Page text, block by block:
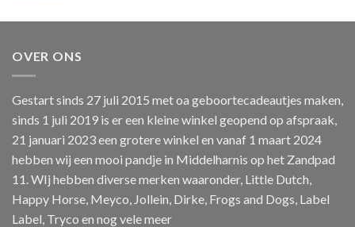
€39,99
OVER ONS
Gestart sinds 27 juli 2015 met oa geboortecadeautjes maken,
sinds 1 juli 2019 is er een kleine winkel geopend op afspraak,
21 januari 2023 een grotere winkel en vanaf 1 maart 2024
hebben wij een mooi pandje in Middelharnis op het Zandpad
11. WIj hebben diverse merken waaronder, Little Dutch,
Happy Horse, Meyco, Jollein, Dirke, Frogs and Dogs, Label
Label, Tryco en nog vele meer